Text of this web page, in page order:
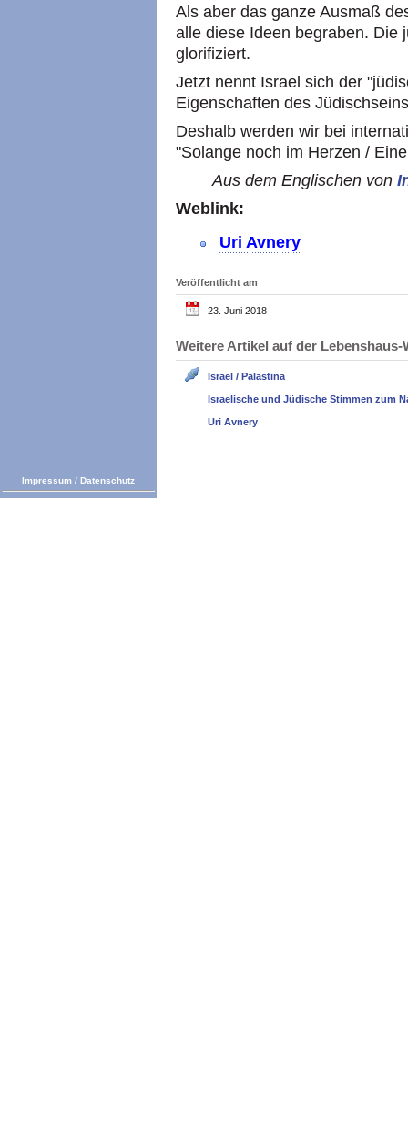
Als aber das ganze Ausmaß
alle diese Ideen begraben. Die
glorifiziert.
Jetzt nennt Israel sich der
Eigenschaften des
Deshalb werden wir bei
"Solange noch im Herzen /
Aus dem Englischen von
Weblink:
Uri Avnery
Veröffentlicht am
23. Juni 2018
Weitere Artikel auf der
Israel / Palästina
Israelische und Jüdische Stimmen zum
Uri Avnery
Impressum / Datenschutz